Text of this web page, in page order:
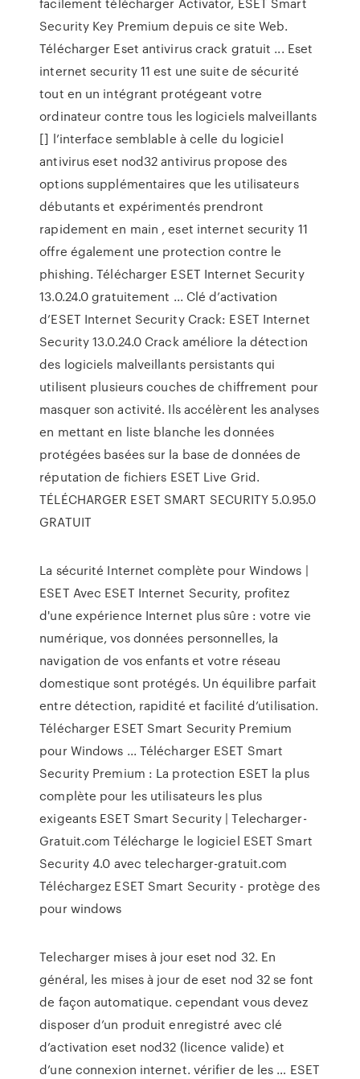
Security Key Premium depuis ce site Web.
Télécharger Eset antivirus crack gratuit ... Eset
internet security 11 est une suite de sécurité
tout en un intégrant protégeant votre
ordinateur contre tous les logiciels malveillants
[] l’interface semblable à celle du logiciel
antivirus eset nod32 antivirus propose des
options supplémentaires que les utilisateurs
débutants et expérimentés prendront
rapidement en main , eset internet security 11
offre également une protection contre le
phishing. Télécharger ESET Internet Security
13.0.24.0 gratuitement ... Clé d’activation
d’ESET Internet Security Crack: ESET Internet
Security 13.0.24.0 Crack améliore la détection
des logiciels malveillants persistants qui
utilisent plusieurs couches de chiffrement pour
masquer son activité. Ils accélèrent les analyses
en mettant en liste blanche les données
protégées basées sur la base de données de
réputation de fichiers ESET Live Grid.
TÉLÉCHARGER ESET SMART SECURITY 5.0.95.0
GRATUIT
La sécurité Internet complète pour Windows |
ESET Avec ESET Internet Security, profitez
d'une expérience Internet plus sûre : votre vie
numérique, vos données personnelles, la
navigation de vos enfants et votre réseau
domestique sont protégés. Un équilibre parfait
entre détection, rapidité et facilité d’utilisation.
Télécharger ESET Smart Security Premium
pour Windows ... Télécharger ESET Smart
Security Premium : La protection ESET la plus
complète pour les utilisateurs les plus
exigeants ESET Smart Security | Telecharger-
Gratuit.com Télécharge le logiciel ESET Smart
Security 4.0 avec telecharger-gratuit.com
Téléchargez ESET Smart Security - protège des
pour windows
Telecharger mises à jour eset nod 32. En
général, les mises à jour de eset nod 32 se font
de façon automatique. cependant vous devez
disposer d’un produit enregistré avec clé
d’activation eset nod32 (licence valide) et
d’une connexion internet. vérifier de les … ESET